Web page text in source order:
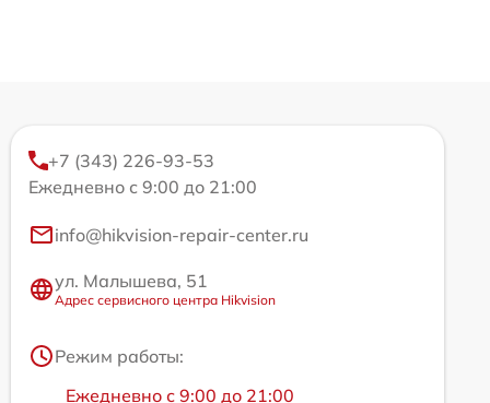
+7 (343) 226-93-53
Ежедневно с 9:00 до 21:00
info@hikvision-repair-center.ru
ул. Малышева, 51
Адрес сервисного центра Hikvision
Режим работы:
Ежедневно с 9:00 до 21:00